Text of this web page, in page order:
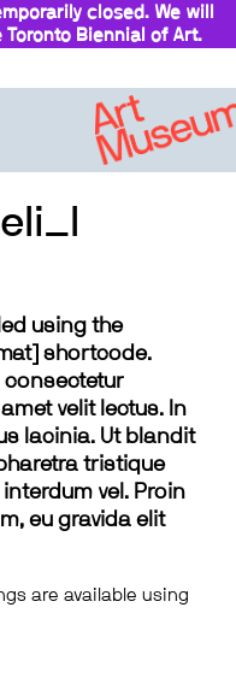
closed. We will
Biennial of Art.
using the
shortcode.
consectetur
velit lectus. In
lacinia. Ut blandit
tristique
vel. Proin
eu gravida elit
are available using